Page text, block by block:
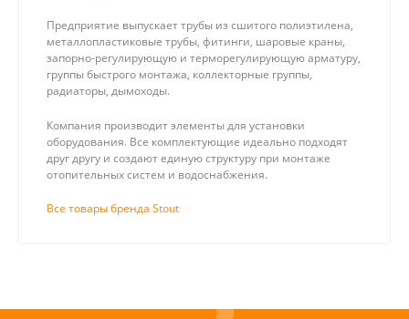
Предприятие выпускает трубы из сшитого полиэтилена,
металлопластиковые трубы, фитинги, шаровые краны,
запорно-регулирующую и терморегулирующую арматуру,
группы быстрого монтажа, коллекторные группы,
радиаторы, дымоходы.
Компания производит элементы для установки
оборудования. Все комплектующие идеально подходят
друг другу и создают единую структуру при монтаже
отопительных систем и водоснабжения.
Все товары бренда Stout